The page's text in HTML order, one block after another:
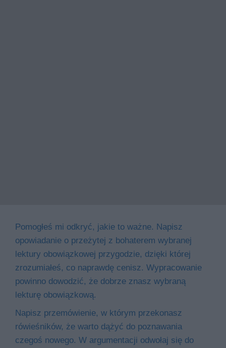
Pomogłeś mi odkryć, jakie to ważne. Napisz
opowiadanie o przeżytej z bohaterem wybranej
lektury obowiązkowej przygodzie, dzięki której
zrozumiałeś, co naprawdę cenisz. Wypracowanie
powinno dowodzić, że dobrze znasz wybraną
lekturę obowiązkową.
Napisz przemówienie, w którym przekonasz
rówieśników, że warto dążyć do poznawania
czegoś nowego. W argumentacji odwołaj się do